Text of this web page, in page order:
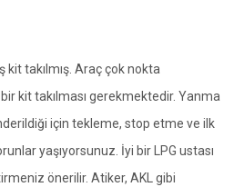
kit takılmış. Araç çok nokta
kit takılması gerekmektedir. Yanma
için tekleme, stop etme ve ilk
yaşıyorsunuz. İyi bir LPG ustası
önerilir. Atiker, AKL gibi